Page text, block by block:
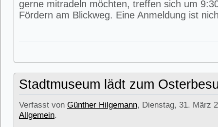
gerne mitradeln möchten, treffen sich um
Fördern am Blickweg. Eine Anmeldung ist
Stadtmuseum lädt zum
Verfasst von Günther Hilgemann, Dienstag, 31. März
Allgemein.